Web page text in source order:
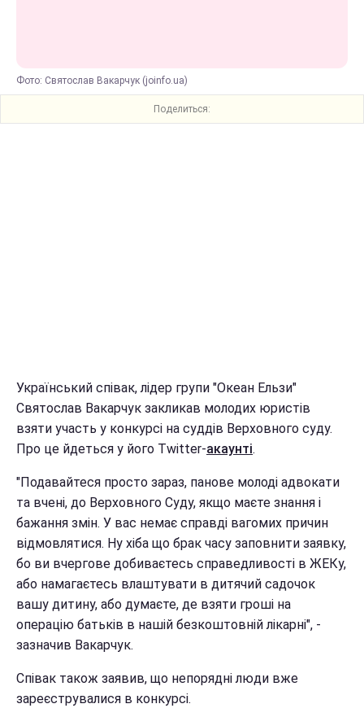
Фото: Святослав Вакарчук (joinfo.ua)
Поделиться:
Український співак, лідер групи "Океан Ельзи"
Святослав Вакарчук закликав молодих юристів
взяти участь у конкурсі на суддів Верховного суду.
Про це йдеться у його Twitter-акаунті.
"Подавайтеся просто зараз, панове молоді адвокати
та вчені, до Верховного Суду, якщо маєте знання і
бажання змін. У вас немає справді вагомих причин
відмовлятися. Ну хіба що брак часу заповнити заявку,
бо ви вчергове добиваєтесь справедливості в ЖЕКу,
або намагаєтесь влаштувати в дитячий садочок
вашу дитину, або думаєте, де взяти гроші на
операцію батьків в нашій безкоштовній лікарні", -
зазначив Вакарчук.
Співак також заявив, що непорядні люди вже
зареєструвалися в конкурсі.